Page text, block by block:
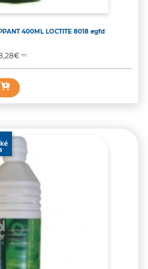
400ML LOCTITE 8018 egfd
Prix
TTC